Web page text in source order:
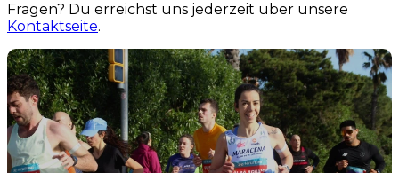
Fragen? Du erreichst uns jederzeit über unsere
Kontaktseite.